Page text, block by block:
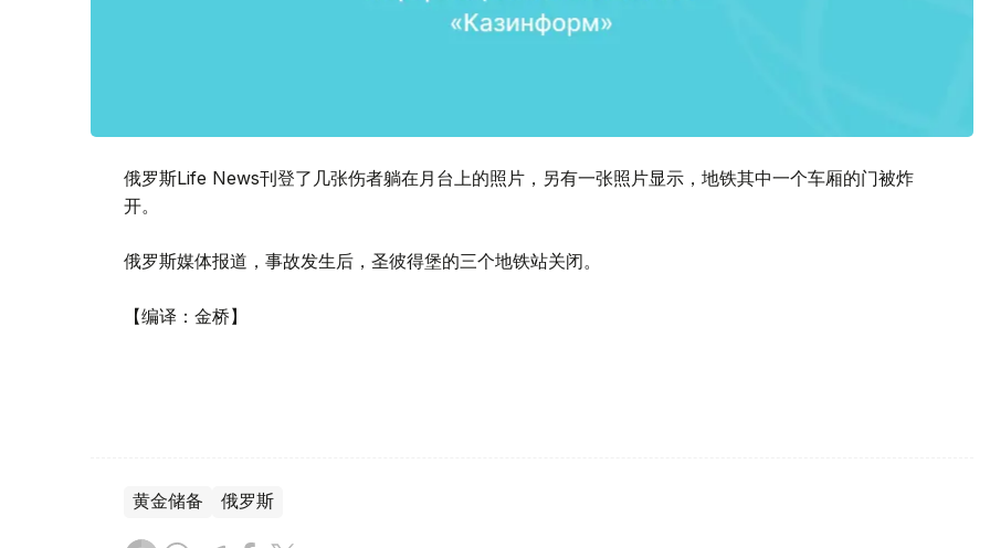
俄罗斯Life News刊登了几张伤者躺在月台上的照片，另有一张照片显示，地铁其中一个车厢的门被炸
开。
俄罗斯媒体报道，事故发生后，圣彼得堡的三个地铁站关闭。
【编译：金桥】
黄金储备 俄罗斯